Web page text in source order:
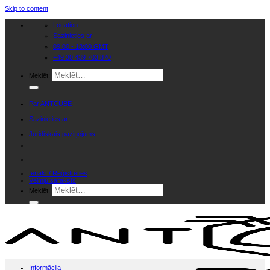
Skip to content
Location
Sazinieties ar
09:00 - 18:00 GMT
+49 30 439 703 870
Meklēt:
Par ANTCUBE
Sazinieties ar
Juridiskais paziņojums
Ienākt / Reģistrēties
Vēlmju saraksts
Meklēt:
Informācija